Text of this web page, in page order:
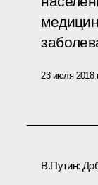
23 июля 2018
В.Путин: